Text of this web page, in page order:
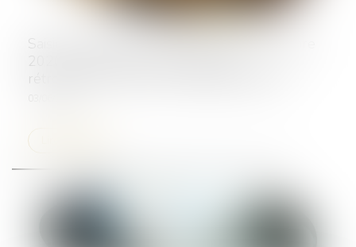
Saisie immobilière : le décret du 27 novembre
2020 ne permet pas de prolonger
rétroactivement une prorogation judiciaire